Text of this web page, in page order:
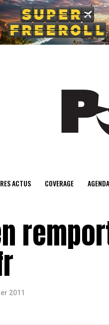
ACTUS COVERAGE
2011